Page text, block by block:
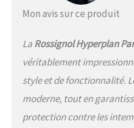
Mon avis sur ce produit
LaRossignol Hyperplan
véritablement
style et de fonctionnalité.
moderne, tout en
protection contre les